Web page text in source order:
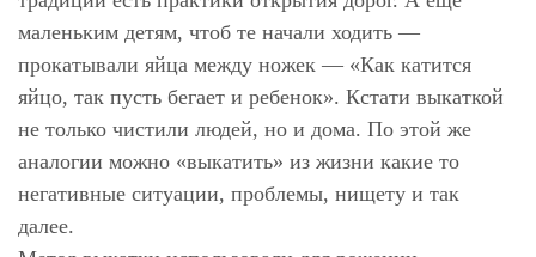
маленьким детям, чтоб те начали ходить —
прокатывали яйца между ножек — «Как катится
яйцо, так пусть бегает и ребенок». Кстати выкаткой
не только чистили людей, но и дома. По этой же
аналогии можно «выкатить» из жизни какие то
негативные ситуации, проблемы, нищету и так
далее.